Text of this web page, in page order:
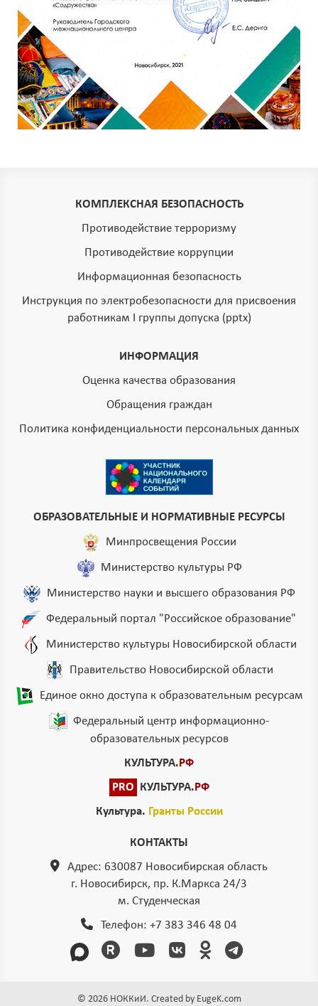
КОМПЛЕКСНАЯ БЕЗОПАСНОСТЬ
Противодействие терроризму
Противодействие коррупции
Информационная безопасность
Инструкция по электробезопасности для присвоения
работникам I группы допуска (pptx)
ИНФОРМАЦИЯ
Оценка качества образования
Обращения граждан
Политика конфиденциальности персональных данных
ОБРАЗОВАТЕЛЬНЫЕ И НОРМАТИВНЫЕ РЕСУРСЫ
Минпросвещения России
Министерство культуры РФ
Министерство науки и высшего образования РФ
Федеральный портал "Российское образование"
Министерство культуры Новосибирской области
Правительство Новосибирской области
Единое окно доступа к образовательным ресурсам
Федеральный центр информационно-
образовательных ресурсов
КУЛЬТУРА.РФ
PRO
КУЛЬТУРА.РФ
Культура. Гранты России
КОНТАКТЫ
Адрес: 630087 Новосибирская область
г. Новосибирск, пр. К.Маркса 24/3
м. Студенческая
Телефон: +7 383 346 48 04
© 2026 НОККиИ. Created by EugeK.com